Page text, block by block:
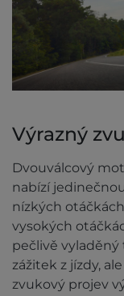
Výrazný
Dvouválcový
nabízí
nízkých
vysokých
pečlivě
zážitek z jízdy,
zvukový projev